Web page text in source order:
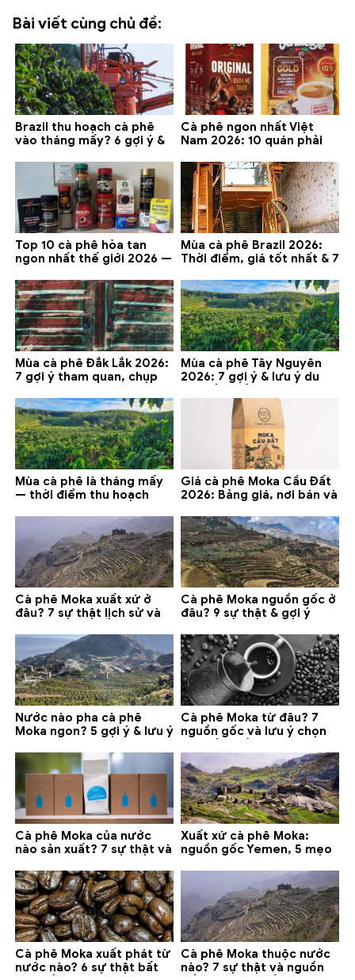
Bài viết cùng chủ đề:
Brazil thu hoạch cà phê
vào tháng mấy? 6 gợi ý &
Cà phê ngon nhất Việt
Nam 2026: 10 quán phải
Lạt
Top 10 cà phê hòa tan
ngon nhất thế giới 2026 —
Mùa cà phê Brazil 2026:
Thời điểm, giá tốt nhất & 7
Mùa cà phê Đắk Lắk 2026:
7 gợi ý tham quan, chụp
Mùa cà phê Tây Nguyên
2026: 7 gợi ý & lưu ý du
Mùa cà phê là tháng mấy
— thời điểm thu hoạch
Giá cà phê Moka Cầu Đất
2026: Bảng giá, nơi bán và
Cà phê Moka xuất xứ ở
đâu? 7 sự thật lịch sử và
Cà phê Moka nguồn gốc ở
đâu? 9 sự thật & gợi ý
Nước nào pha cà phê
Moka ngon? 5 gợi ý & lưu ý
Cà phê Moka từ đâu? 7
nguồn gốc và lưu ý chọn
Cà phê Moka của nước
nào sản xuất? 7 sự thật và
Xuất xứ cà phê Moka:
nguồn gốc Yemen, 5 mẹo
Cà phê Moka xuất phát từ
nước nào? 6 sự thật bất
Cà phê Moka thuộc nước
nào? 7 sự thật và nguồn